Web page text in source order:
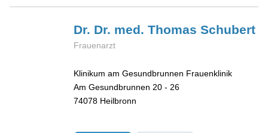
Dr. Dr. med. ThomasSchubert
Frauenarzt
Klinikum am Gesundbrunnen Frauenklinik
Am Gesundbrunnen 20 - 26
74078 Heilbronn